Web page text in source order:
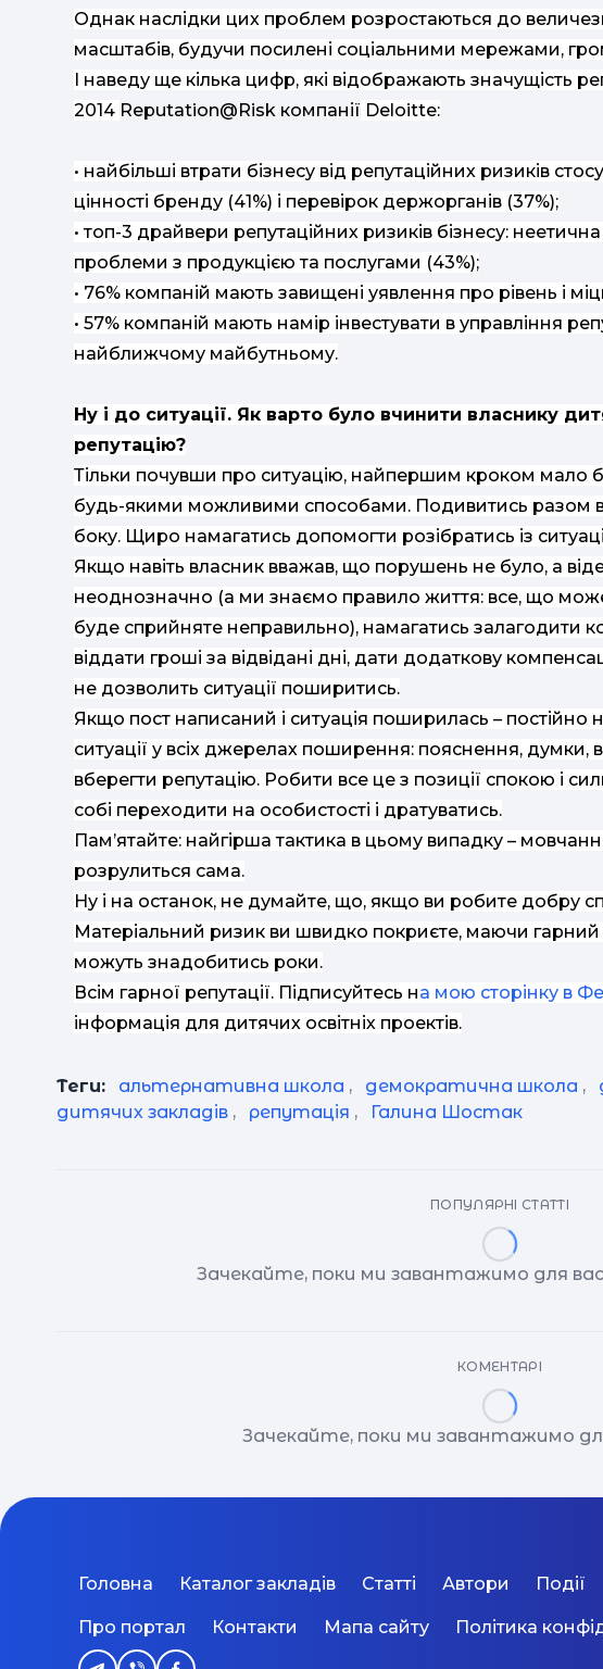
Однак наслідки цих проблем розростаються до
масштабів, будучи посилені соціальними мережами,
І наведу ще кілька цифр, які відображають значущість
2014 Reputation@Risk компанії Deloitte:
• найбільші втрати бізнесу від репутаційних ризиків
цінності бренду (41%) і перевірок держорганів (37%);
• топ-3 драйвери репутаційних ризиків бізнесу:
проблеми з продукцією та послугами (43%);
• 76% компаній мають завищені уявлення про рівень і
• 57% компаній мають намір інвестувати в управління
найближчому майбутньому.
Ну і до ситуації. Як варто було вчинити власнику
репутацію?
Тільки почувши про ситуацію, найпершим кроком мало
будь-якими можливими способами. Подивитись разом
боку. Щиро намагатись допомогти розібратись із
Якщо навіть власник вважав, що порушень не було, а
неоднозначно (а ми знаємо правило життя: все, що
буде сприйняте неправильно), намагатись залагодити
віддати гроші за відвідані дні, дати додаткову
не дозволить ситуації поширитись.
Якщо пост написаний і ситуація поширилась – постійно
ситуації у всіх джерелах поширення: пояснення,
вберегти репутацію. Робити все це з позиції спокою і
собі переходити на особистості і дратуватись.
Пам’ятайте: найгірша тактика в цьому випадку –
розрулиться сама.
Ну і на останок, не думайте, що, якщо ви робите добру
Матеріальний ризик ви швидко покриєте, маючи гарний
можуть знадобитись роки.
Всім гарної репутації. Підписуйтесь на мою сторінку в
інформація для дитячих освітніх проектів.
Теги: альтернативна школа , демократична школа ,
дитячих закладів , репутація , Галина Шостак
ПОПУЛЯРНІ СТАТТІ
Зачекайте, поки ми завантажимо для
КОМЕНТАРІ
Зачекайте, поки ми завантажимо
Головна Каталог закладів Статті Автори Події
Про портал Контакти Мапа сайту Політика